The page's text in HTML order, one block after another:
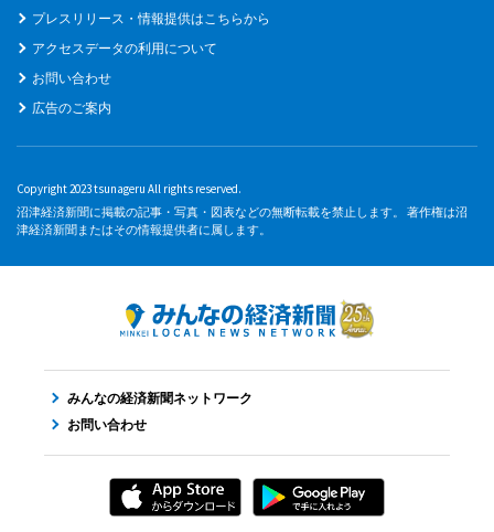
プレスリリース・情報提供はこちらから
アクセスデータの利用について
お問い合わせ
広告のご案内
Copyright 2023 tsunageru All rights reserved.
沼津経済新聞に掲載の記事・写真・図表などの無断転載を禁止します。 著作権は沼
津経済新聞またはその情報提供者に属します。
みんなの経済新聞ネットワーク
お問い合わせ